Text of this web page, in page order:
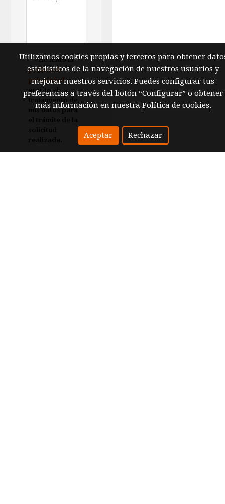
He leído la
política de
privacidady
acepto el
mis datos para
Utilizamos cookies propias y terceros para obtener
estadísticos de la navegación de nuestros usuarios y
mejorar nuestros servicios. Puedes configurar tus
preferencias a través del botón “Configurar” o obtener
más información en nuestra Política de cookies.
Aceptar Rechazar